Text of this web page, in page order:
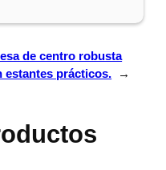
de centro robusta
estantes prácticos.
→